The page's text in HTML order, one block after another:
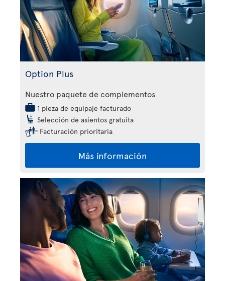
Option Plus
Nuestro paquete de complementos
1 pieza de equipaje facturado
Selección de asientos gratuita
Facturación prioritaria
Más información